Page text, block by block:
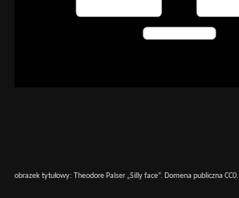
obrazek tytułowy: Theodore Palser „Silly face”. Domena publiczna CC0.